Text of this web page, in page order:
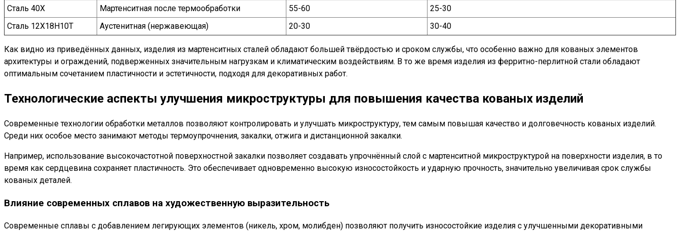
Сталь 40Х
Мартенситная после термообработки 55-60
25-30
Сталь 12Х18Н10Т
Аустенитная (нержавеющая) 20-30 30-40
Как видно из приведённых данных, изделия из мартенситных сталей обладают большей твёрдостью и сроком службы, что особенно важно для кованых элементов
архитектуры и ограждений, подверженных значительным нагрузкам и климатическим воздействиям. В то же время изделия из ферритно-перлитной стали обладают
оптимальным сочетанием пластичности и эстетичности, подходя для декоративных работ.
Технологические аспекты улучшения микроструктуры для повышения качества кованых изделий
Современные технологии обработки металлов позволяют контролировать и улучшать микроструктуру, тем самым повышая качество и долговечность кованых изделий.
Среди них особое место занимают методы термоупрочнения, закалки, отжига и дистанционной закалки.
Например, использование высокочастотной поверхностной закалки позволяет создавать упрочнённый слой с мартенситной микроструктурой на поверхности изделия, в то
время как сердцевина сохраняет пластичность. Это обеспечивает одновременно высокую износостойкость и ударную прочность, значительно увеличивая срок службы
кованых деталей.
Влияние современных сплавов на художественную выразительность
Современные сплавы с добавлением легирующих элементов (никель, хром, молибден) позволяют получить износостойкие изделия с улучшенными декоративными